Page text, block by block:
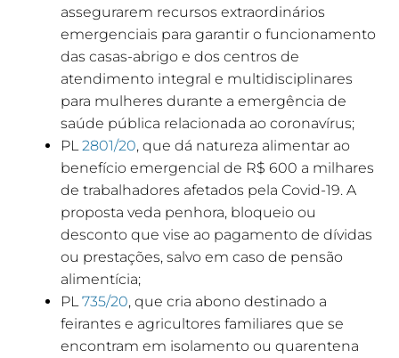
assegurarem recursos extraordinários
emergenciais para garantir o funcionamento
das casas-abrigo e dos centros de
atendimento integral e multidisciplinares
para mulheres durante a emergência de
saúde pública relacionada ao coronavírus;
PL2801/20, que dá natureza alimentar ao
benefício emergencial de R$ 600 a milhares
de trabalhadores afetados pela Covid-19. A
proposta veda penhora, bloqueio ou
desconto que vise ao pagamento de dívidas
ou prestações, salvo em caso de pensão
alimentícia;
PL735/20, que cria abono destinado a
feirantes e agricultores familiares que se
encontram em isolamento ou quarentena